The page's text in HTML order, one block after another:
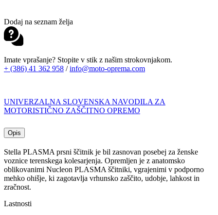
Dodaj na seznam želja
Imate vprašanje? Stopite v stik z našim strokovnjakom.
+ (386) 41 362 958 /info@moto-oprema.com
UNIVERZALNA SLOVENSKA NAVODILA ZA
MOTORISTIČNO ZAŠČITNO OPREMO
Opis
Stella PLASMA prsni ščitnik je bil zasnovan posebej za ženske
voznice terenskega kolesarjenja. Opremljen je z anatomsko
oblikovanimi Nucleon PLASMA ščitniki, vgrajenimi v podporno
mehko ohišje, ki zagotavlja vrhunsko zaščito, udobje, lahkost in
zračnost.
Lastnosti